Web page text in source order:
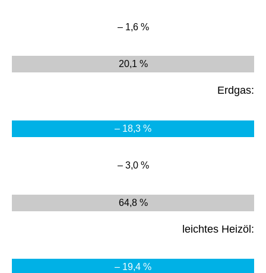
– 1,6 %
20,1 %
Erdgas:
– 18,3 %
– 3,0 %
64,8 %
leichtes Heizöl:
– 19,4 %